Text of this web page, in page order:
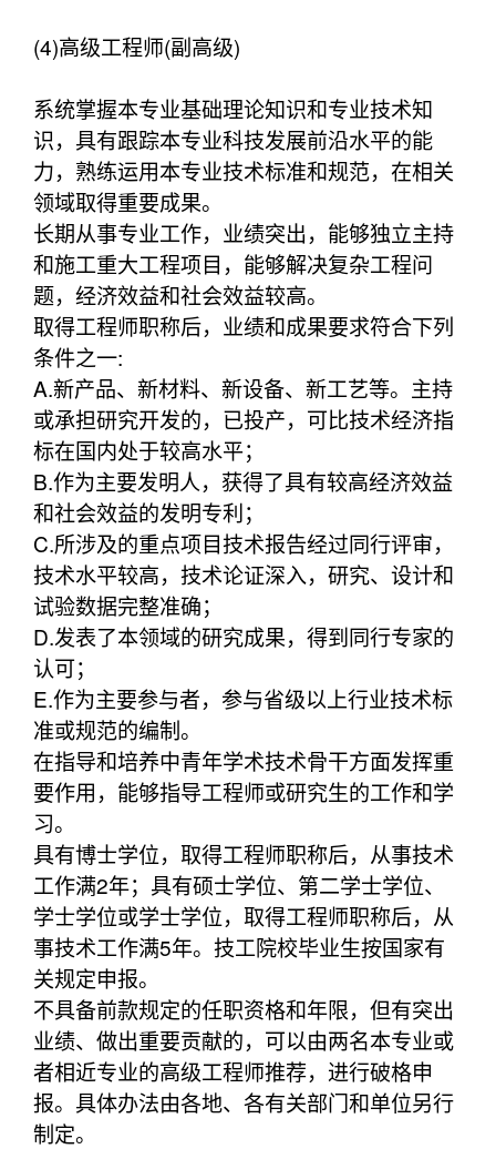
(4)高级工程师(副高级)
系统掌握本专业基础理论知识和专业技术知
识，具有跟踪本专业科技发展前沿水平的能
力，熟练运用本专业技术标准和规范，在相关
领域取得重要成果。
长期从事专业工作，业绩突出，能够独立主持
和施工重大工程项目，能够解决复杂工程问
题，经济效益和社会效益较高。
取得工程师职称后，业绩和成果要求符合下列
条件之一:
A.新产品、新材料、新设备、新工艺等。主持
或承担研究开发的，已投产，可比技术经济指
标在国内处于较高水平；
B.作为主要发明人，获得了具有较高经济效益
和社会效益的发明专利；
C.所涉及的重点项目技术报告经过同行评审，
技术水平较高，技术论证深入，研究、设计和
试验数据完整准确；
D.发表了本领域的研究成果，得到同行专家的
认可；
E.作为主要参与者，参与省级以上行业技术标
准或规范的编制。
在指导和培养中青年学术技术骨干方面发挥重
要作用，能够指导工程师或研究生的工作和学
习。
具有博士学位，取得工程师职称后，从事技术
工作满2年；具有硕士学位、第二学士学位、
学士学位或学士学位，取得工程师职称后，从
事技术工作满5年。技工院校毕业生按国家有
关规定申报。
不具备前款规定的任职资格和年限，但有突出
业绩、做出重要贡献的，可以由两名本专业或
者相近专业的高级工程师推荐，进行破格申
报。具体办法由各地、各有关部门和单位另行
制定。